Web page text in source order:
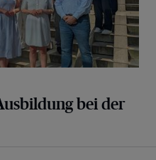
bei der